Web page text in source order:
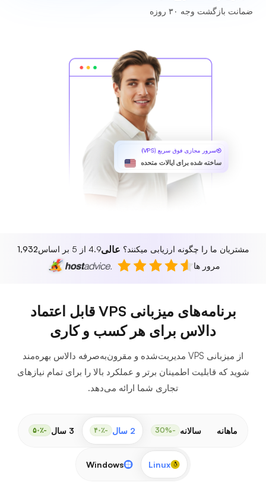
ضمانت بازگشت وجه ۳۰ روزه
سرور مجازی فوق سریع (VPS)
ساخته شده برای ایالات متحده
مشتریان ما را چگونه ارزیابی میکنند؟ عالی4.9 از 5 بر اساس
1,932
مرور ها
برنامه‌های میزبانی VPS قابل اعتماد
دالاس برای هر کسب و کاری
از میزبانی VPS مدیریت‌شده و مقرون‌به‌صرفه دالاس بهره‌مند
شوید که قابلیت اطمینان برتر و عملکرد بالا را برای تمام نیازهای
تجاری شما ارائه می‌دهد.
ماهانه سالانه -30% 2 سال -۴۰٪ 3 سال -۵۰٪
Linux
Windows